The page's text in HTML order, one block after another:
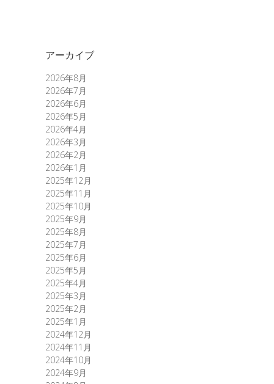
アーカイブ
2026年8月
2026年7月
2026年6月
2026年5月
2026年4月
2026年3月
2026年2月
2026年1月
2025年12月
2025年11月
2025年10月
2025年9月
2025年8月
2025年7月
2025年6月
2025年5月
2025年4月
2025年3月
2025年2月
2025年1月
2024年12月
2024年11月
2024年10月
2024年9月